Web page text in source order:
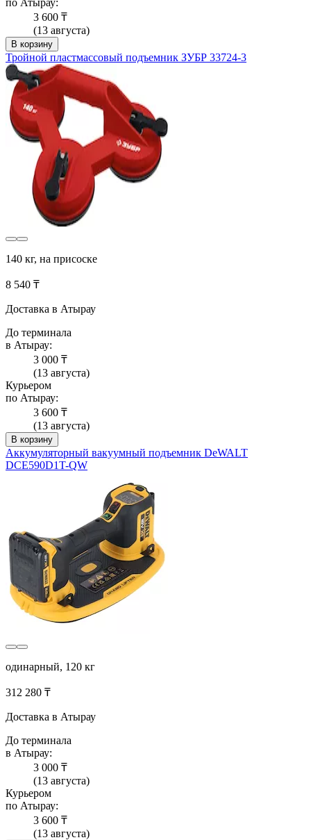
3 600 ₸
(13 августа)
В корзину
Тройной пластмассовый подъемник ЗУБР 33724-3
140 кг, на присоске
8 540 ₸
Доставка в Атырау
До терминала
в Атырау:
3 000 ₸
(13 августа)
Курьером
по Атырау:
3 600 ₸
(13 августа)
В корзину
Аккумуляторный вакуумный подъемник DeWALT
DCE590D1T-QW
одинарный, 120 кг
312 280 ₸
Доставка в Атырау
До терминала
в Атырау:
3 000 ₸
(13 августа)
Курьером
по Атырау:
3 600 ₸
(13 августа)